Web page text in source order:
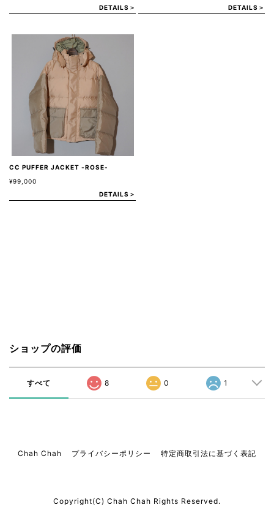
DETAILS＞
DETAILS＞
CC PUFFER JACKET -ROSE-
¥99,000
DETAILS＞
ショップの評価
すべて 8 0 1
Chah Chah プライバシーポリシー 特定商取引法に基づく表記
Copyright(C) Chah Chah Rights Reserved.